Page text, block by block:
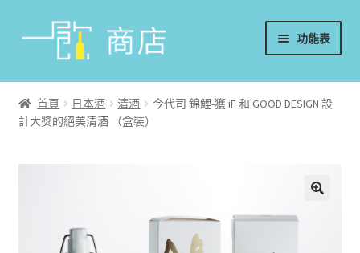
功能表
首頁
葡萄酒
香檳/氣泡酒
首頁 日本酒 清酒
今代司 錦鯉-獲 iF 和 GOOD DESIGN 設
計大獎的絕美清酒 （盒裝）